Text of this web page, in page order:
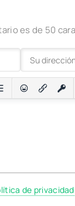
es de 50
de privacidad